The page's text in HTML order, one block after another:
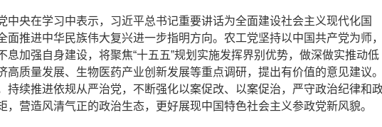
中央在学习中表示，习近平总书记重要讲话为全面建设社会主义现代化国
面推进中华民族伟大复兴进一步指明方向。农工党坚持以中国共产党为师，
息加强自身建设，将聚焦“十五五”规划实施发挥界别优势，做深做实推动低
高质量发展、生物医药产业创新发展等重点调研，提出有价值的意见建议。
持续推进依规从严治党，不断强化以案促改、以案促治，严守政治纪律和
，营造风清气正的政治生态，更好展现中国特色社会主义参政党新风貌。